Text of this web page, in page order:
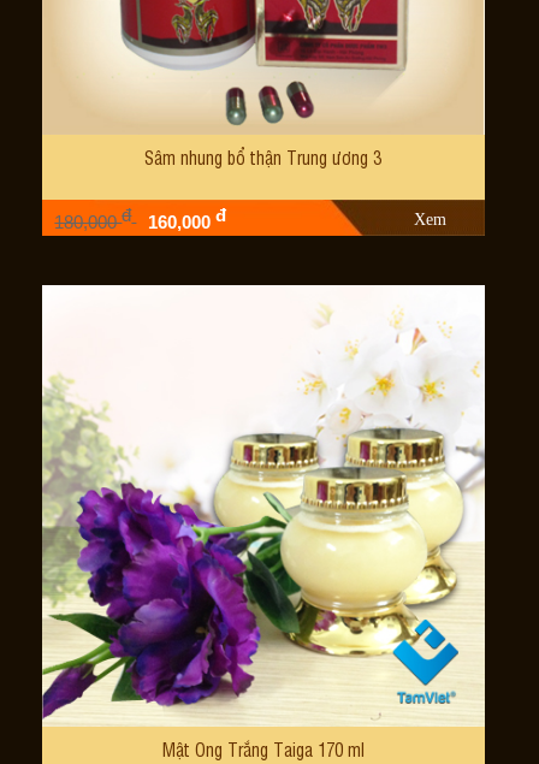
Sâm nhung bổ thận Trung ương 3
180,000đ 160,000đ Xem
Mật Ong Trắng Taiga 170 ml